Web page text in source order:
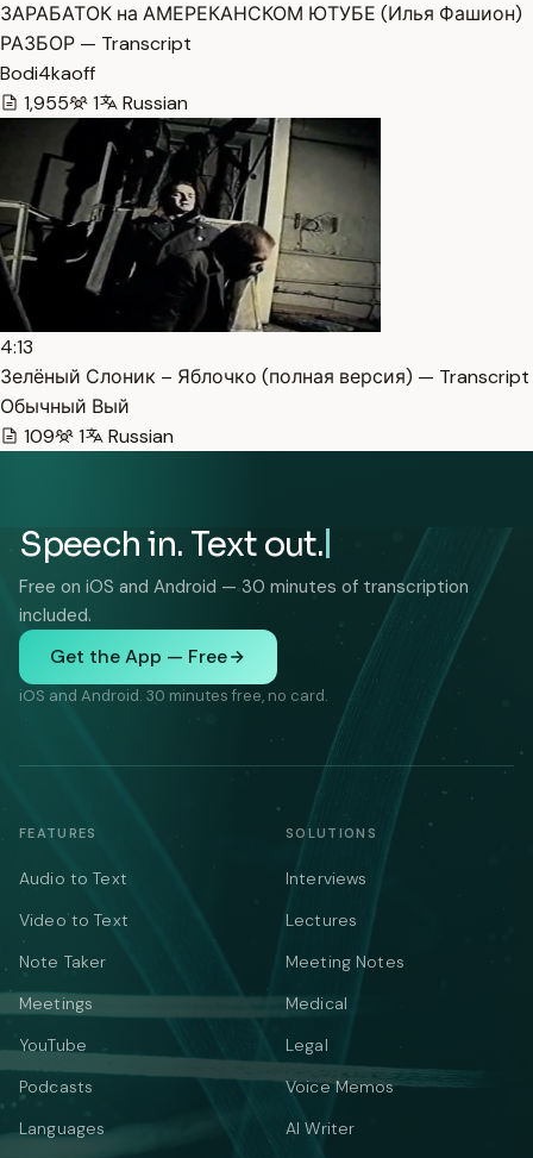
ЗАРАБАТОК на АМЕРЕКАНСКОМ ЮТУБЕ (Илья Фашион)
РАЗБОР — Transcript
Bodi4kaoff
1,955
1 Russian
4:13
Зелёный Слоник – Яблочко (полная версия) — Transcript
Обычный Вый
109
1 Russian
Speech in. Text out.
Free on iOS and Android — 30 minutes of transcription
included.
Get the App — Free
iOS and Android. 30 minutes free, no card.
FEATURES
Audio to Text
Video to Text
Note Taker
Meetings
YouTube
Podcasts
Languages
SOLUTIONS
Interviews
Lectures
Meeting Notes
Medical
Legal
Voice Memos
AI Writer